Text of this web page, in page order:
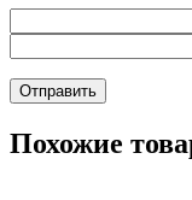
Похожие